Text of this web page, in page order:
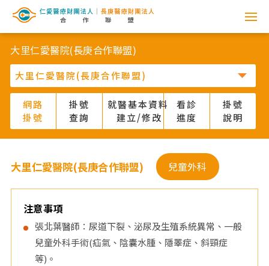
網
路
掛
號
系
統
-
仁
愛
大里仁愛醫院(長庚合作聯盟)
網路
掛號
掛號
查詢
就醫基本資料
建立/修改
看診
進度
掛號
說明
大里仁愛醫院(長庚合作聯盟) 兒童外科
注意事項
張北葉醫師：尿道下裂、泌尿及生殖系統異常、一般
兒童外科手術(疝氣、陰囊水腫、隱睪症、斜頸症
等)。